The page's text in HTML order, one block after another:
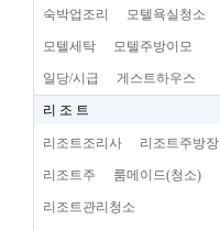
숙박업조리 모텔욕실청소
모텔세탁 모텔주방이모
일당/시급 게스트하우스
리 조 트
리조트조리사 리조트주방장
리조트주 룸메이드(청소)
리조트관리청소